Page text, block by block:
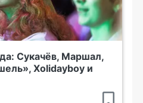
Сукачёв, Маршал,
Xolidayboy и